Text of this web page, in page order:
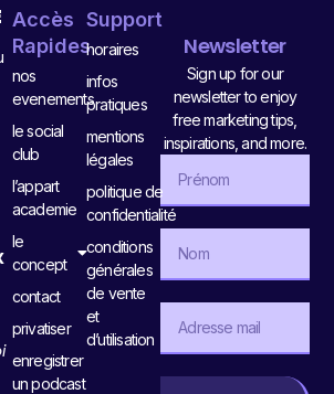
Accès
Rapides
nos
evenements
le social
club
l’appart
academie
le
concept
contact
privatiser
enregistrer
un podcast
Support
horaires
infos
pratiques
mentions
légales
politique de
confidentialité
conditions
générales
de vente
et
d’utilisation
Newsletter
Sign up for our
newsletter to enjoy
free marketing tips,
inspirations, and more.